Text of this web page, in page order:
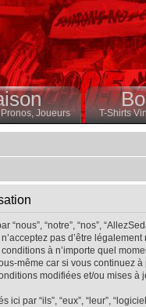
Pronos, Joueurs T-Shirts
“nous”, “notre”, “nos”,
pas d’être
à n’importe quel
même car si vous continuez
modifiées et/ou mises à
par “ils”, “eux”, “leur”,